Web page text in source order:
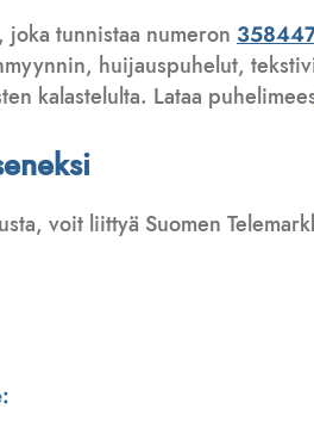
tunnistaa numeron
huijauspuhelut,
kalastelulta. Lataa
voit liittyä Suomen